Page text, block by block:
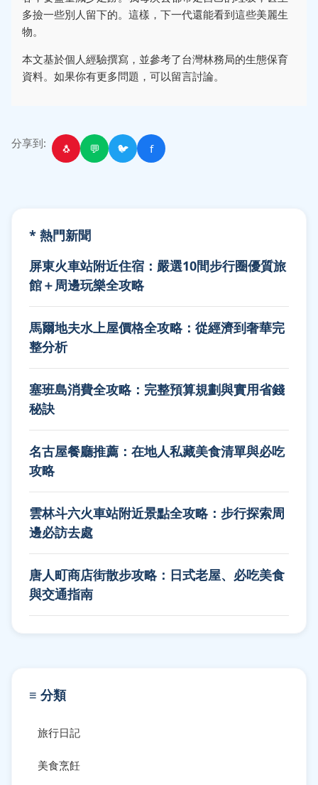
多撿一些別人留下的。這樣，下一代還能看到這些美麗生
物。
本文基於個人經驗撰寫，並參考了台灣林務局的生態保育
資料。如果你有更多問題，可以留言討論。
分享到: 🐧 💬 🐦 f
* 熱門新聞
屏東火車站附近住宿：嚴選10間步行圈優質旅
館＋周邊玩樂全攻略
馬爾地夫水上屋價格全攻略：從經濟到奢華完
整分析
塞班島消費全攻略：完整預算規劃與實用省錢
秘訣
名古屋餐廳推薦：在地人私藏美食清單與必吃
攻略
雲林斗六火車站附近景點全攻略：步行探索周
邊必訪去處
唐人町商店街散步攻略：日式老屋、必吃美食
與交通指南
≡ 分類
旅行日記
美食烹飪